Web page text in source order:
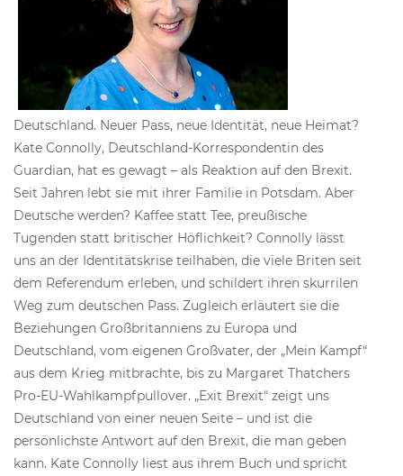
Deutschland. Neuer Pass, neue Identität, neue Heimat?
Kate Connolly, Deutschland-Korrespondentin des
Guardian, hat es gewagt – als Reaktion auf den Brexit.
Seit Jahren lebt sie mit ihrer Familie in Potsdam. Aber
Deutsche werden? Kaffee statt Tee, preußische
Tugenden statt britischer Höflichkeit? Connolly lässt
uns an der Identitätskrise teilhaben, die viele Briten seit
dem Referendum erleben, und schildert ihren skurrilen
Weg zum deutschen Pass. Zugleich erläutert sie die
Beziehungen Großbritanniens zu Europa und
Deutschland, vom eigenen Großvater, der „Mein Kampf“
aus dem Krieg mitbrachte, bis zu Margaret Thatchers
Pro-EU-Wahlkampfpullover. „Exit Brexit“ zeigt uns
Deutschland von einer neuen Seite – und ist die
persönlichste Antwort auf den Brexit, die man geben
kann. Kate Connolly liest aus ihrem Buch und spricht